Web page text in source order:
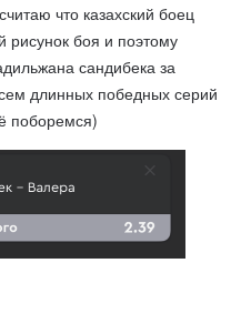
что казахский боец
рисунок боя и поэтому
сандибека за
длинных победных серий
поборемся)